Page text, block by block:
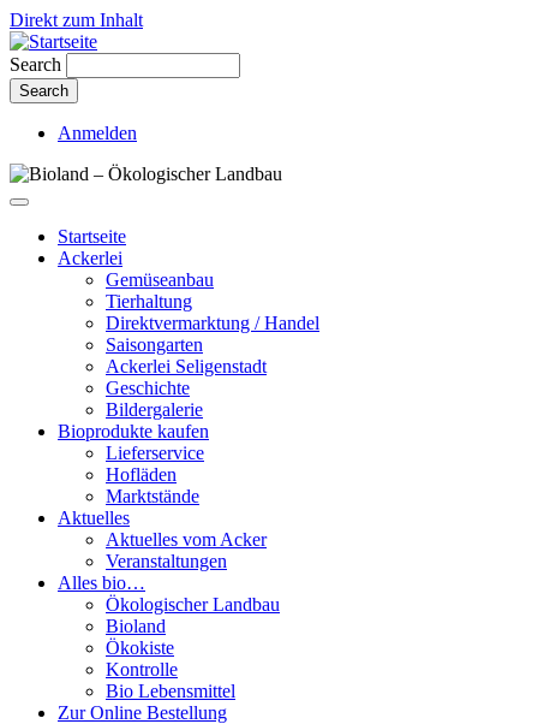
Direkt zum Inhalt
Search
Anmelden
Startseite
Ackerlei
Gemüseanbau
Tierhaltung
Direktvermarktung / Handel
Saisongarten
Ackerlei Seligenstadt
Geschichte
Bildergalerie
Bioprodukte kaufen
Lieferservice
Hofläden
Marktstände
Aktuelles
Aktuelles vom Acker
Veranstaltungen
Alles bio…
Ökologischer Landbau
Bioland
Ökokiste
Kontrolle
Bio Lebensmittel
Zur Online Bestellung